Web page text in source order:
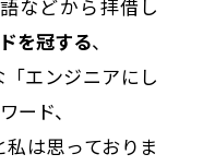
などから拝借し
を冠する、
エンジニアにし
ード、
は思っておりま